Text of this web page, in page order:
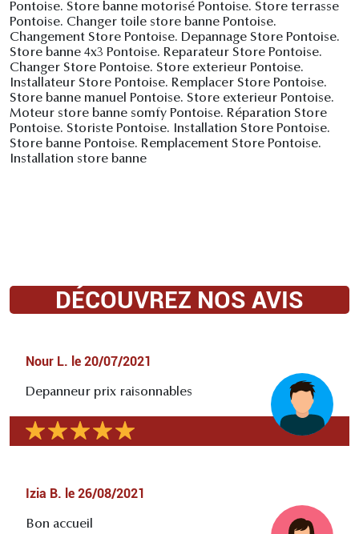
Pontoise. Store banne motorisé Pontoise. Store terrasse
Pontoise. Changer toile store banne Pontoise.
Changement Store Pontoise. Depannage Store Pontoise.
Store banne 4x3 Pontoise. Reparateur Store Pontoise.
Changer Store Pontoise. Store exterieur Pontoise.
Installateur Store Pontoise. Remplacer Store Pontoise.
Store banne manuel Pontoise. Store exterieur Pontoise.
Moteur store banne somfy Pontoise. Réparation Store
Pontoise. Storiste Pontoise. Installation Store Pontoise.
Store banne Pontoise. Remplacement Store Pontoise.
Installation store banne
DÉCOUVREZ NOS AVIS
Nour L. le 20/07/2021
Depanneur prix raisonnables
Izia B. le 26/08/2021
Bon accueil